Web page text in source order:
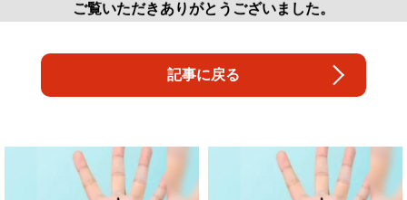
ご覧いただきありがとうございました。
記事に戻る